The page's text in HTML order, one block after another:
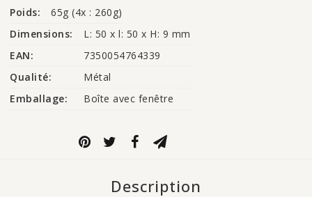
Poids:
65g (4x : 260g)
Dimensions:
L: 50 x l: 50 x H: 9 mm
EAN:
7350054764339
Qualité:
Métal
Emballage:
Boîte avec fenêtre
Description